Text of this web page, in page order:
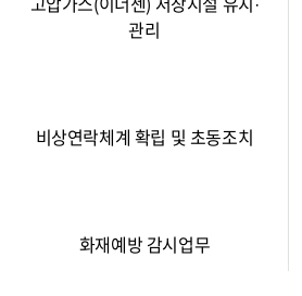
관리
비상연락체계 확립 및 초동조치
화재예방 감시업무